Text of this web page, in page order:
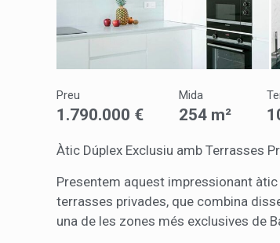
Preu
1.790.000 €
Mida
254 m²
Àtic Dúplex Exclusiu amb Terrasses
Presentem aquest impressionant
terrasses privades, que combina
una de les zones més exclusives de